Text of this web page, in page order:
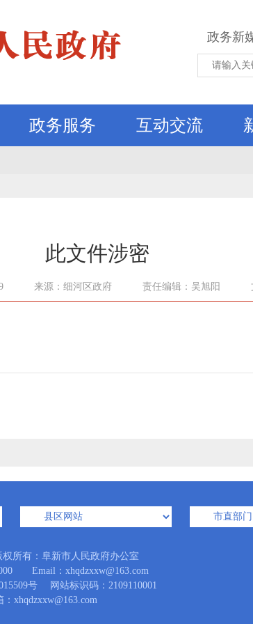
政务新
政务服务 互动交流
此文件涉密
来源：细河区政府 责任编辑：吴旭阳
所有：阜新市人民政府办公室
Email：xhqdzxxw@163.com
号 网站标识码：2109110001
xhqdzxxw@163.com